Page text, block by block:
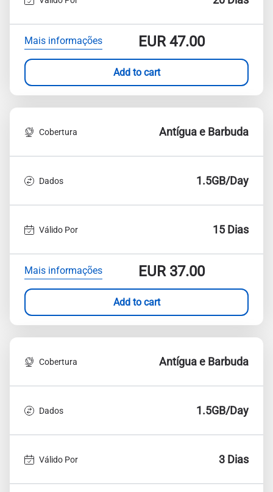
Mais informações EUR47.00
Add to cart
Cobertura Antígua e Barbuda
Dados 1.5GB/Day
Válido Por 15 Dias
Mais informações EUR37.00
Add to cart
Cobertura Antígua e Barbuda
Dados 1.5GB/Day
Válido Por 3 Dias